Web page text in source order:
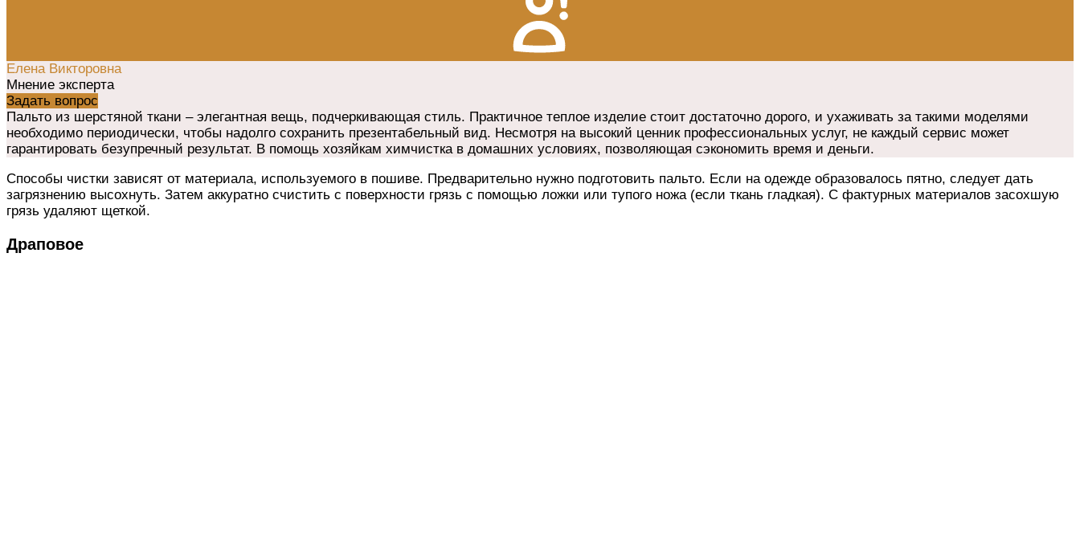
Елена Викторовна
Мнение эксперта
Задать вопрос
Пальто из шерстяной ткани – элегантная вещь, подчеркивающая стиль. Практичное теплое изделие стоит достаточно дорого, и ухаживать за такими моделями
необходимо периодически, чтобы надолго сохранить презентабельный вид. Несмотря на высокий ценник профессиональных услуг, не каждый сервис может
гарантировать безупречный результат. В помощь хозяйкам химчистка в домашних условиях, позволяющая сэкономить время и деньги.
Способы чистки зависят от материала, используемого в пошиве. Предварительно нужно подготовить пальто. Если на одежде образовалось пятно, следует дать
загрязнению высохнуть. Затем аккуратно счистить с поверхности грязь с помощью ложки или тупого ножа (если ткань гладкая). С фактурных материалов засохшую
грязь удаляют щеткой.
Драповое